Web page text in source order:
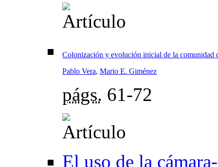
Colonización y evolución inicial de la comunidad
Pablo Vera, Mario E. Giménez
págs. 61-72
El uso de la